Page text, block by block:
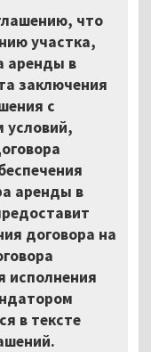
что
участка,
аренды в
заключения
с
условий,
аренды в
договора на
исполнения
в тексте